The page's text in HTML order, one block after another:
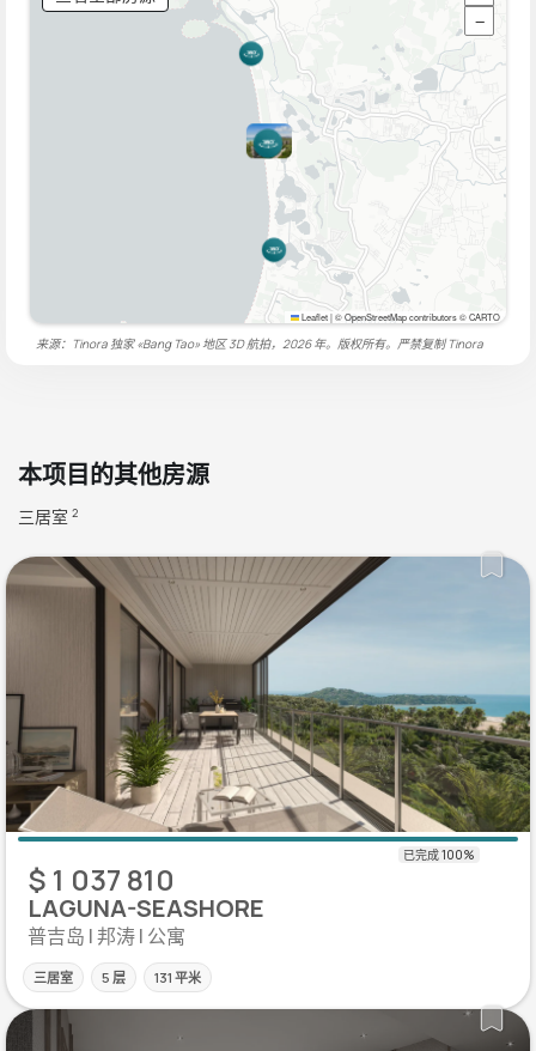
−
Leaflet|© OpenStreetMap contributors © CARTO
来源：Tinora 独家 «Bang Tao» 地区 3D 航拍，2026 年。版权所有。严禁复制Tinora
本项目的其他房源
三居室 2
$ 1 037 810
LAGUNA-SEASHORE
普吉岛 | 邦涛 | 公寓
三居室 5 层 131 平米